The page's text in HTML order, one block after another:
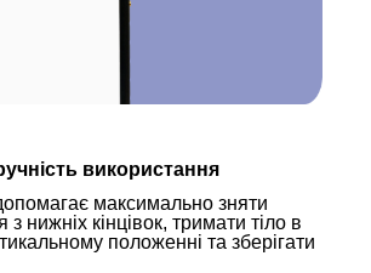
використання
максимально зняти
нижніх кінцівок, тримати тіло в
положенні та зберігати